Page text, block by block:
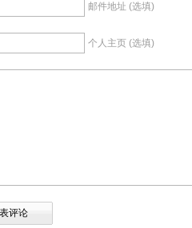
邮件地址 (选填)
个人主页 (选填)